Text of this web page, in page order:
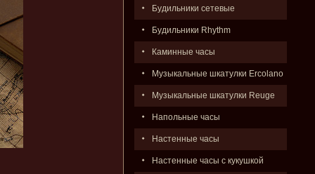
Будильники сетевые
Будильники Rhythm
Каминные часы
Музыкальные шкатулки Ercolano
Музыкальные шкатулки Reuge
Напольные часы
Настенные часы
Настенные часы с кукушкой